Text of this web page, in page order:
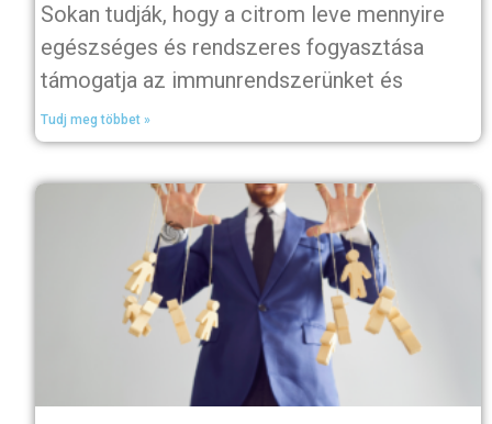
Sokan tudják, hogy a citrom leve mennyire
egészséges és rendszeres fogyasztása
támogatja az immunrendszerünket és
Tudj meg többet »